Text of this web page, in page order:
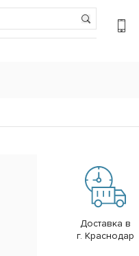
Доставка в
г. Краснодар